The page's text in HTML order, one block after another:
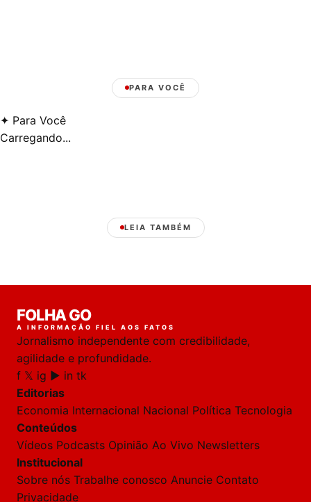
PARA VOCÊ
✦ Para Você
Carregando...
LEIA TAMBÉM
online
Laura
Oi!
FOLHA GO
A INFORMAÇÃO FIEL AOS FATOS
Jornalismo independente com credibilidade,
agilidade e profundidade.
f 𝕏 ig ▶ in tk
Editorias
Economia Internacional Nacional Política Tecnologia
Conteúdos
Vídeos Podcasts Opinião Ao Vivo Newsletters
Institucional
Sobre nós Trabalhe conosco Anuncie Contato
Privacidade